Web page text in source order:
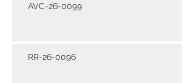
AVC-26-0099
RR-26-0096